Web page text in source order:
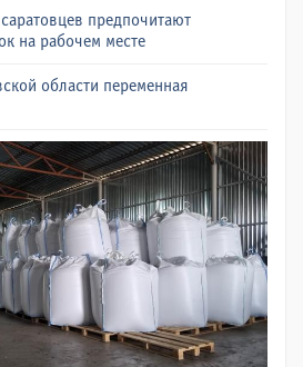
саратовцев предпочитают
на рабочем месте
области переменная